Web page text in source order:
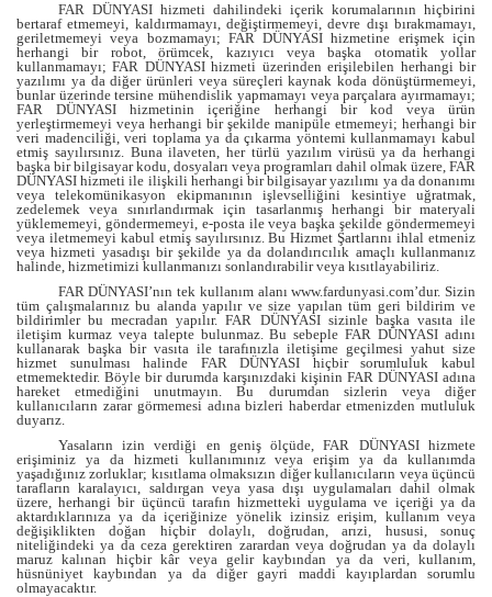
FAR DÜNYASI hizmeti dahilindeki içerik korumalarının hiçbirini
bertaraf etmemeyi, kaldırmamayı, değiştirmemeyi, devre dışı bırakmamayı,
geriletmemeyi veya bozmamayı; FAR DÜNYASI hizmetine erişmek için
herhangi bir robot, örümcek, kazıyıcı veya başka otomatik yollar
kullanmamayı; FAR DÜNYASI hizmeti üzerinden erişilebilen herhangi bir
yazılımı ya da diğer ürünleri veya süreçleri kaynak koda dönüştürmemeyi,
bunlar üzerinde tersine mühendislik yapmamayı veya parçalara ayırmamayı;
FAR DÜNYASI hizmetinin içeriğine herhangi bir kod veya ürün
yerleştirmemeyi veya herhangi bir şekilde manipüle etmemeyi; herhangi bir
veri madenciliği, veri toplama ya da çıkarma yöntemi kullanmamayı kabul
etmiş sayılırsınız. Buna ilaveten, her türlü yazılım virüsü ya da herhangi
başka bir bilgisayar kodu, dosyaları veya programları dahil olmak üzere, FAR
DÜNYASI hizmeti ile ilişkili herhangi bir bilgisayar yazılımı ya da donanımı
veya telekomünikasyon ekipmanının işlevselliğini kesintiye uğratmak,
zedelemek veya sınırlandırmak için tasarlanmış herhangi bir materyali
yüklememeyi, göndermemeyi, e-posta ile veya başka şekilde göndermemeyi
veya iletmemeyi kabul etmiş sayılırsınız. Bu Hizmet Şartlarını ihlal etmeniz
veya hizmeti yasadışı bir şekilde ya da dolandırıcılık amaçlı kullanmanız
halinde, hizmetimizi kullanmanızı sonlandırabilir veya kısıtlayabiliriz.
FAR DÜNYASI’nın tek kullanım alanı www.fardunyasi.com’dur. Sizin
tüm çalışmalarınız bu alanda yapılır ve size yapılan tüm geri bildirim ve
bildirimler bu mecradan yapılır. FAR DÜNYASI sizinle başka vasıta ile
iletişim kurmaz veya talepte bulunmaz. Bu sebeple FAR DÜNYASI adını
kullanarak başka bir vasıta ile tarafınızla iletişime geçilmesi yahut size
hizmet sunulması halinde FAR DÜNYASI hiçbir sorumluluk kabul
etmemektedir. Böyle bir durumda karşınızdaki kişinin FAR DÜNYASI adına
hareket etmediğini unutmayın. Bu durumdan sizlerin veya diğer
kullanıcıların zarar görmemesi adına bizleri haberdar etmenizden mutluluk
duyarız.
Yasaların izin verdiği en geniş ölçüde, FAR DÜNYASI hizmete
erişiminiz ya da hizmeti kullanımınız veya erişim ya da kullanımda
yaşadığınız zorluklar; kısıtlama olmaksızın diğer kullanıcıların veya üçüncü
tarafların karalayıcı, saldırgan veya yasa dışı uygulamaları dahil olmak
üzere, herhangi bir üçüncü tarafın hizmetteki uygulama ve içeriği ya da
aktardıklarınıza ya da içeriğinize yönelik izinsiz erişim, kullanım veya
değişiklikten doğan hiçbir dolaylı, doğrudan, arızi, hususi, sonuç
niteliğindeki ya da ceza gerektiren zarardan veya doğrudan ya da dolaylı
maruz kalınan hiçbir kâr veya gelir kaybından ya da veri, kullanım,
hüsnüniyet kaybından ya da diğer gayri maddi kayıplardan sorumlu
olmayacaktır.